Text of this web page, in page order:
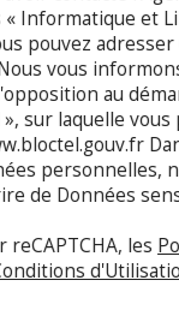
« Informatique et
pouvez adresser
vous
au
sur laquelle vous
personnelles,
de Données
les